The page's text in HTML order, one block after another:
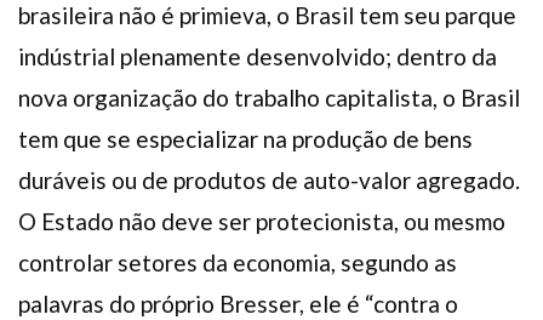
brasileira não é primieva, o Brasil tem seu parque
indústrial plenamente desenvolvido; dentro da
nova organização do trabalho capitalista, o Brasil
tem que se especializar na produção de bens
duráveis ou de produtos de auto-valor agregado.
O Estado não deve ser protecionista, ou mesmo
controlar setores da economia, segundo as
palavras do próprio Bresser, ele é “contra o